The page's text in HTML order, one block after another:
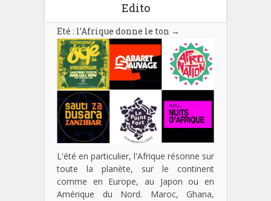
Edito
Eté : l’Afrique donne le ton →
L'été en particulier, l'Afrique résonne sur
toute la planète, sur le continent
comme en Europe, au Japon ou en
Amérique du Nord. Maroc, Ghana,